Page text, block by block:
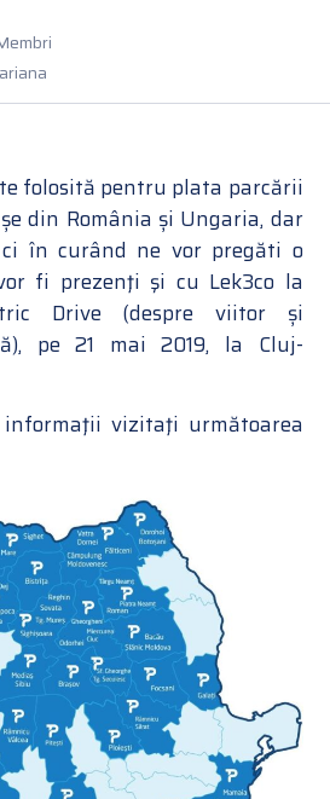
folosită pentru plata parcării
din România și Ungaria, dar
în curând ne vor pregăti o
fi prezenţi şi cu Lek3co la
Drive (despre viitor și
pe 21 mai 2019, la Cluj-
vizitaţi următoarea